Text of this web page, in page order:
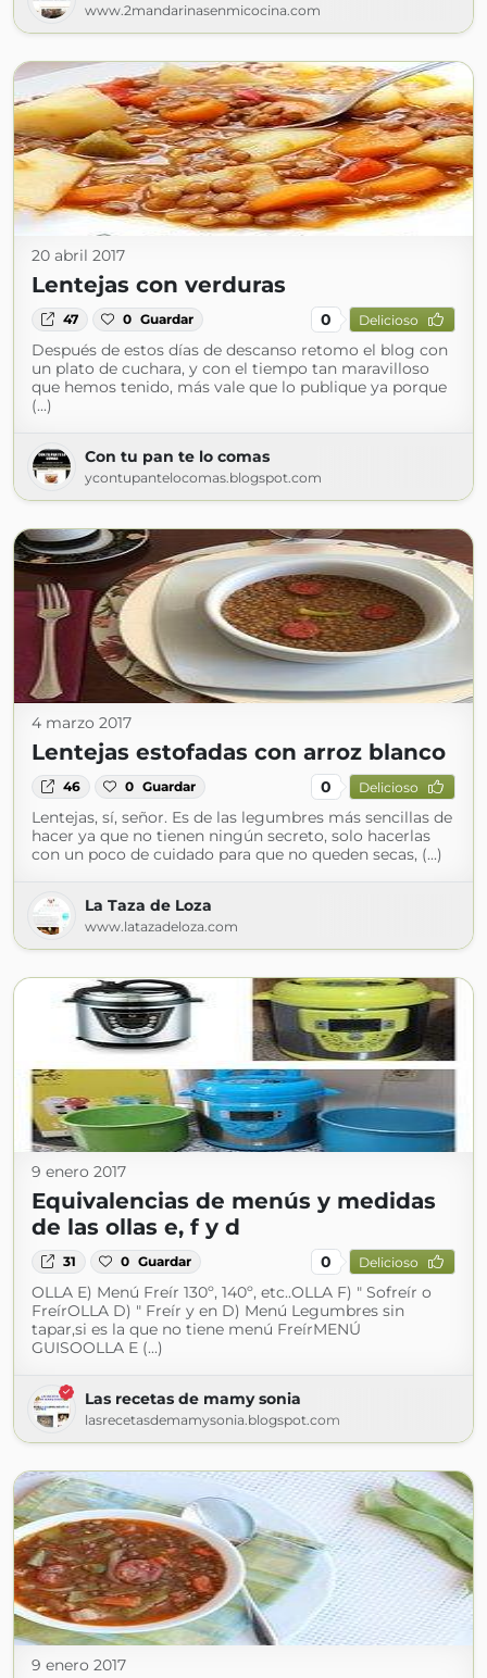
www.2mandarinasenmicocina.com
20 abril 2017
Lentejas con verduras
47 0 Guardar 0 Delicioso
Después de estos días de descanso retomo el blog con
un plato de cuchara, y con el tiempo tan maravilloso
que hemos tenido, más vale que lo publique ya porque
(...)
Con tu pan te lo comas
ycontupantelocomas.blogspot.com
4 marzo 2017
Lentejas estofadas con arroz blanco
46 0 Guardar 0 Delicioso
Lentejas, sí, señor. Es de las legumbres más sencillas de
hacer ya que no tienen ningún secreto, solo hacerlas
con un poco de cuidado para que no queden secas, (...)
La Taza de Loza
www.latazadeloza.com
9 enero 2017
Equivalencias de menús y medidas
de las ollas e, f y d
31 0 Guardar 0 Delicioso
OLLA E) Menú Freír 130º, 140º, etc..OLLA F) " Sofreír o
FreírOLLA D) " Freír y en D) Menú Legumbres sin
tapar,si es la que no tiene menú FreírMENÚ
GUISOOLLA E (...)
Las recetas de mamy sonia
lasrecetasdemamysonia.blogspot.com
9 enero 2017